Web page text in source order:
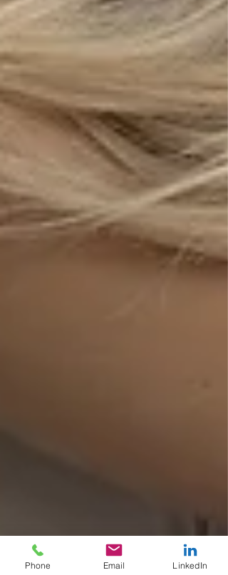
Phone Email LinkedIn